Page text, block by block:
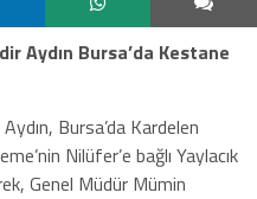
Aydın Bursa’da Kestane
Bursa’da Kardelen
Nilüfer’e bağlı Yaylacık
Genel Müdür Mümin